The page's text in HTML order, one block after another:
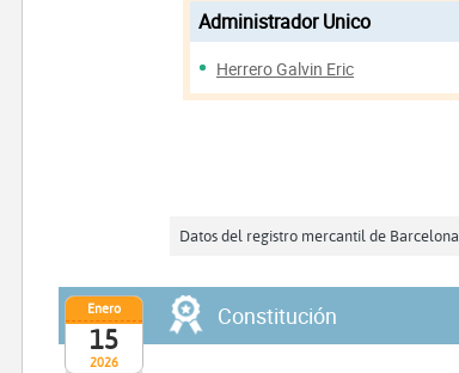
Administrador Unico
Herrero Galvin Eric
Datos del registro mercantil de Barcelona
2026
Enero
15
Constitución